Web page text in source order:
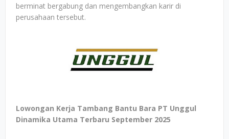
berminat bergabung dan mengembangkan karir di
perusahaan tersebut.
Lowongan Kerja Tambang Bantu Bara PT Unggul
Dinamika Utama Terbaru September 2025